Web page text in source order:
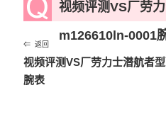
视频评测VS厂劳
m126610ln-0001
⇐ 返回
视频评测VS厂劳力士潜航者
腕表